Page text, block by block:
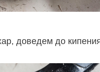
доведем до